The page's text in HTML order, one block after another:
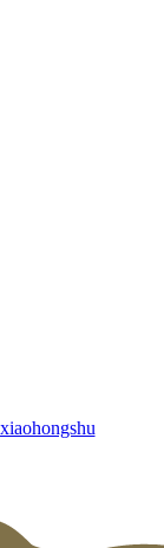
xiaohongshu